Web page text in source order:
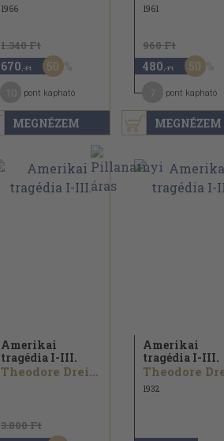
MEGNÉZEM
1966
1.340 Ft
670 ,-Ft 50
pont kapható
MEGNÉZEM
1961
960 Ft
480 ,-Ft 50
pont kapható
Amerikai
tragédia I-III.
Theodore Dreiser
3.800 Ft
Amerikai
tragédia I-III.
1932